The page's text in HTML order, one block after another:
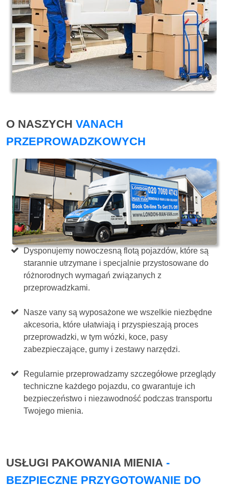
O NASZYCH VANACH
PRZEPROWADZKOWYCH
Dysponujemy nowoczesną flotą pojazdów, które są
starannie utrzymane i specjalnie przystosowane do
różnorodnych wymagań związanych z
przeprowadzkami.
Nasze vany są wyposażone we wszelkie niezbędne
akcesoria, które ułatwiają i przyspieszają proces
przeprowadzki, w tym wózki, koce, pasy
zabezpieczające, gumy i zestawy narzędzi.
Regularnie przeprowadzamy szczegółowe przeglądy
techniczne każdego pojazdu, co gwarantuje ich
bezpieczeństwo i niezawodność podczas transportu
Twojego mienia.
USŁUGI PAKOWANIA MIENIA -
BEZPIECZNE PRZYGOTOWANIE DO